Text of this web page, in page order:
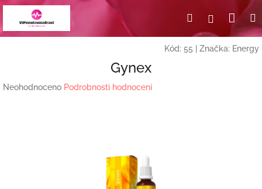
Přejít
HledatPřihlášení
Kód: 55 Značka: Energy
Gynex
Průměrné
Neohodnoceno Podrobnosti hodnocení